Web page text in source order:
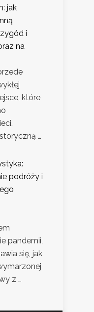
jak
i
na
które
…
podróży i
pandemii,
się, jak
z …